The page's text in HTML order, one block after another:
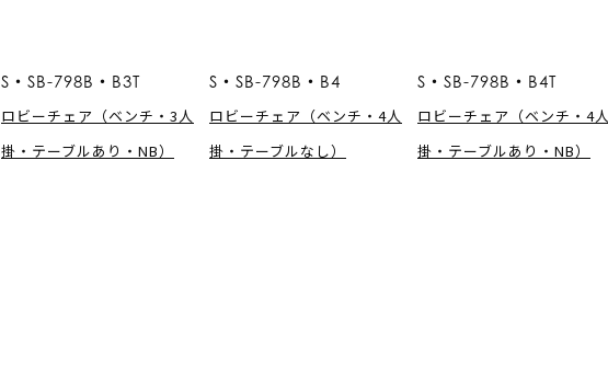
S・SB-798B・B3T
ロビーチェア（ベンチ・3人
掛・テーブルあり・NB）
S・SB-798B・B4
ロビーチェア（ベンチ・4人
掛・テーブルなし）
S・SB-798B・B4T
ロビーチェア（ベンチ・4人
掛・テーブルあり・NB）